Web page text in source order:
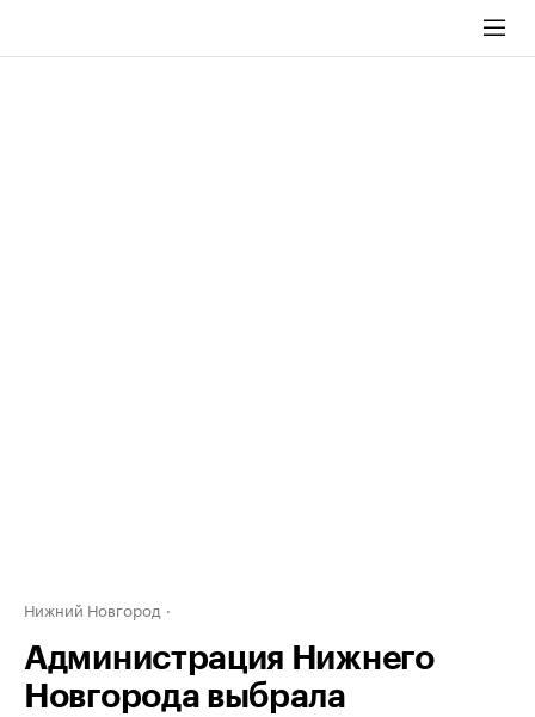
Нижний Новгород
Администрация Нижнего
Новгорода выбрала